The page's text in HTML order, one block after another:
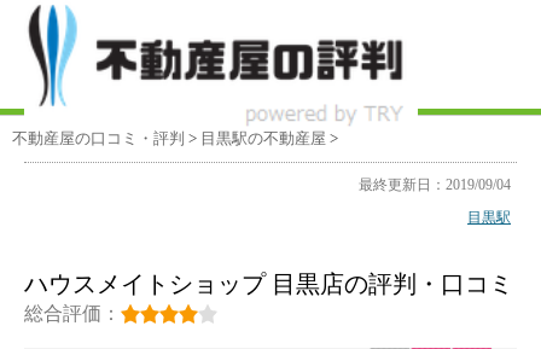
不動産屋の口コミ・評判 > 目黒駅の不動産屋 >
最終更新日：2019/09/04
目黒駅
ハウスメイトショップ 目黒店の評判・口コミ
総合評価：